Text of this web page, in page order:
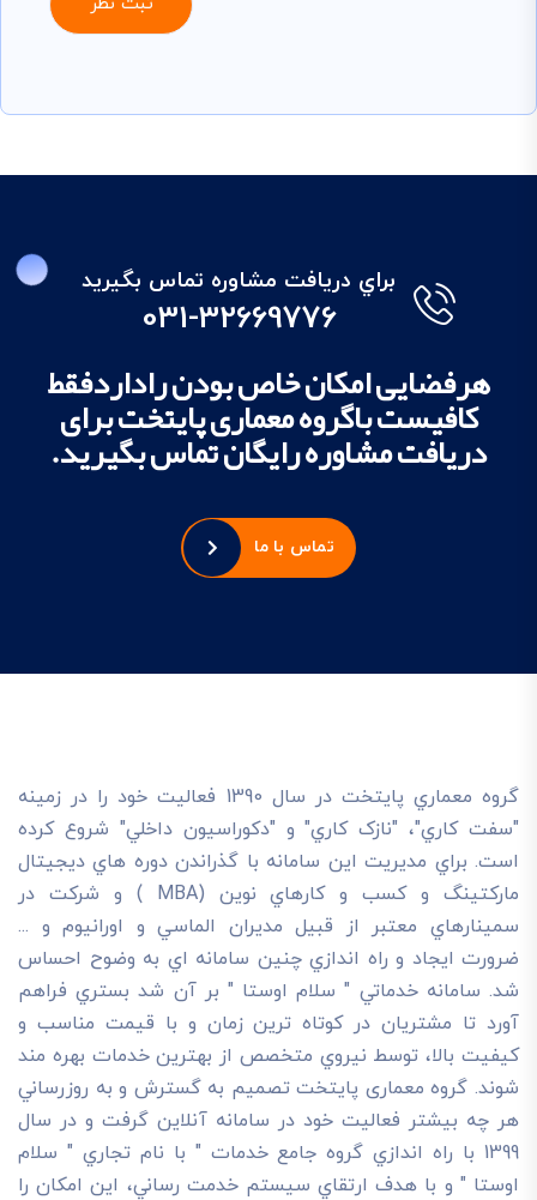
براي دريافت مشاوره تماس بگيريد
031-32669776
هرفضایی امکان خاص بودن راداردفقط
کافیست باگروه معماری پایتخت برای
دریافت مشاوره رایگان تماس بگیرید.
تماس با ما
گروه معماري پايتخت در سال 1390 فعاليت خود را در زمينه
"سفت کاري"، "نازک کاري" و "دکوراسيون داخلي" شروع کرده
است. براي مديريت اين سامانه با گذراندن دوره هاي ديجيتال
مارکتينگ و کسب و کارهاي نوين (MBA ) و شرکت در
سمينارهاي معتبر از قبيل مديران الماسي و اورانيوم و ...
ضرورت ايجاد و راه اندازي چنين سامانه اي به وضوح احساس
شد. سامانه خدماتي " سلام اوستا " بر آن شد بستري فراهم
آورد تا مشتريان در کوتاه ترين زمان و با قيمت مناسب و
کيفيت بالا، توسط نيروي متخصص از بهترين خدمات بهره مند
شوند. گروه معماری پایتخت تصميم به گسترش و به روزرساني
هر چه بيشتر فعاليت خود در سامانه آنلاين گرفت و در سال
1399 با راه اندازي گروه جامع خدمات " با نام تجاري " سلام
اوستا " و با هدف ارتقاي سيستم خدمت رساني، اين امکان را